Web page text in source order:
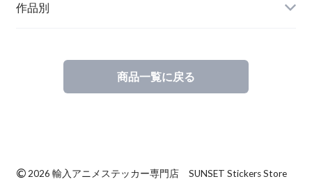
作品別
商品一覧に戻る
© 2026 輸入アニメステッカー専門店 SUNSET Stickers Store